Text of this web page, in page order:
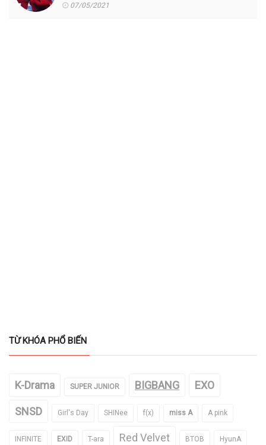
07/05/2021
TỪ KHÓA PHỔ BIẾN
K-Drama SUPER JUNIOR BIGBANG EXO
SNSD Girl's Day SHINee f(x) miss A A pink
INFINITE EXID T-ara Red Velvet BTOB HyunA